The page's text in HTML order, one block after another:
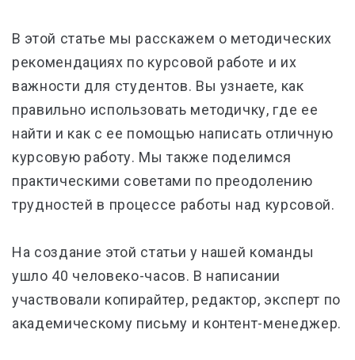
В этой статье мы расскажем о методических
рекомендациях по курсовой работе и их
важности для студентов. Вы узнаете, как
правильно использовать методичку, где ее
найти и как с ее помощью написать отличную
курсовую работу. Мы также поделимся
практическими советами по преодолению
трудностей в процессе работы над курсовой.
На создание этой статьи у нашей команды
ушло 40 человеко-часов. В написании
участвовали копирайтер, редактор, эксперт по
академическому письму и контент-менеджер.